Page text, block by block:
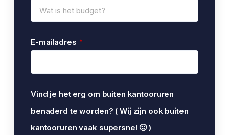
E-mailadres *
Vind je het erg om buiten kantooruren
benaderd te worden? ( Wij zijn ook buiten
kantooruren vaak supersnel 🙂 )